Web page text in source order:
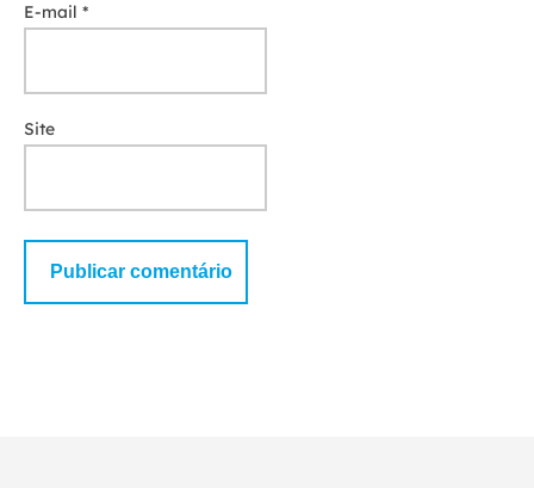
E-mail *
Site